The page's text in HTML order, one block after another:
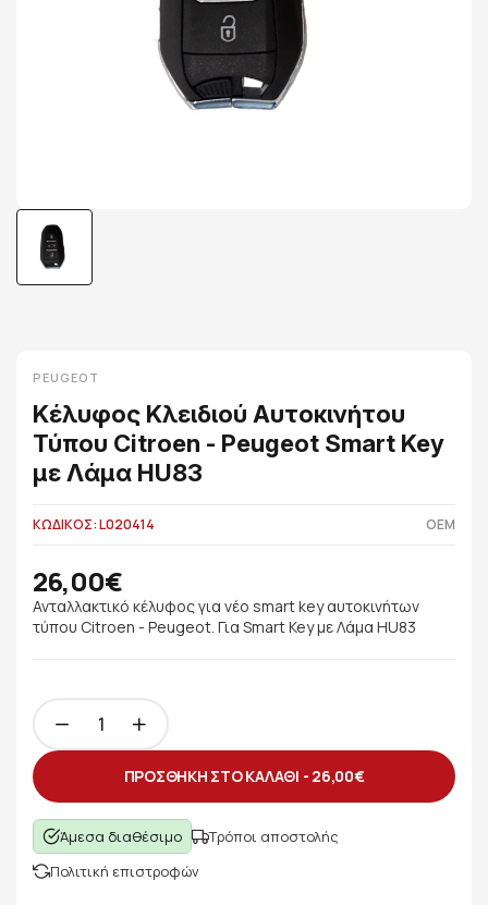
PEUGEOT
Κέλυφος Κλειδιού Αυτοκινήτου
Τύπου Citroen - Peugeot Smart Key
με Λάμα HU83
ΚΩΔΙΚΟΣ: L020414 OEM
26,00€
Ανταλλακτικό κέλυφος για νέο smart key αυτοκινήτων
τύπου Citroen - Peugeot. Για Smart Key με Λάμα HU83
ΠΡΟΣΘΗΚΗ ΣΤΟ ΚΑΛΑΘΙ - 26,00€
Άμεσα διαθέσιμο
Τρόποι αποστολής
Πολιτική επιστροφών